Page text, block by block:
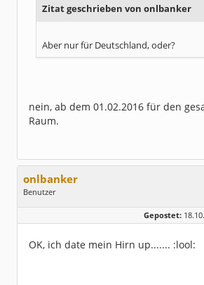
Zitat geschrieben von onlbanker
Aber nur für Deutschland, oder?
nein, ab dem 01.02.2016 für den
Raum.
onlbanker
Benutzer
Geschlecht:
Dabei seit:
05 / 2013
Gepostet:
OK, ich date mein Hirn up....... :lool: